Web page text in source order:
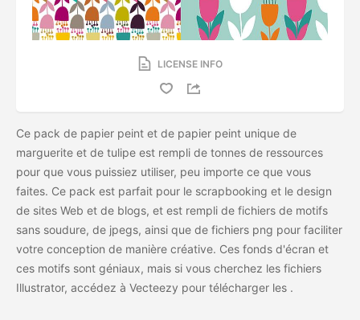
LICENSE INFO
Ce pack de papier peint et de papier peint unique de
marguerite et de tulipe est rempli de tonnes de ressources
pour que vous puissiez utiliser, peu importe ce que vous
faites. Ce pack est parfait pour le scrapbooking et le design
de sites Web et de blogs, et est rempli de fichiers de motifs
sans soudure, de jpegs, ainsi que de fichiers png pour faciliter
votre conception de manière créative. Ces fonds d'écran et
ces motifs sont géniaux, mais si vous cherchez les fichiers
Illustrator, accédez à Vecteezy pour télécharger les .